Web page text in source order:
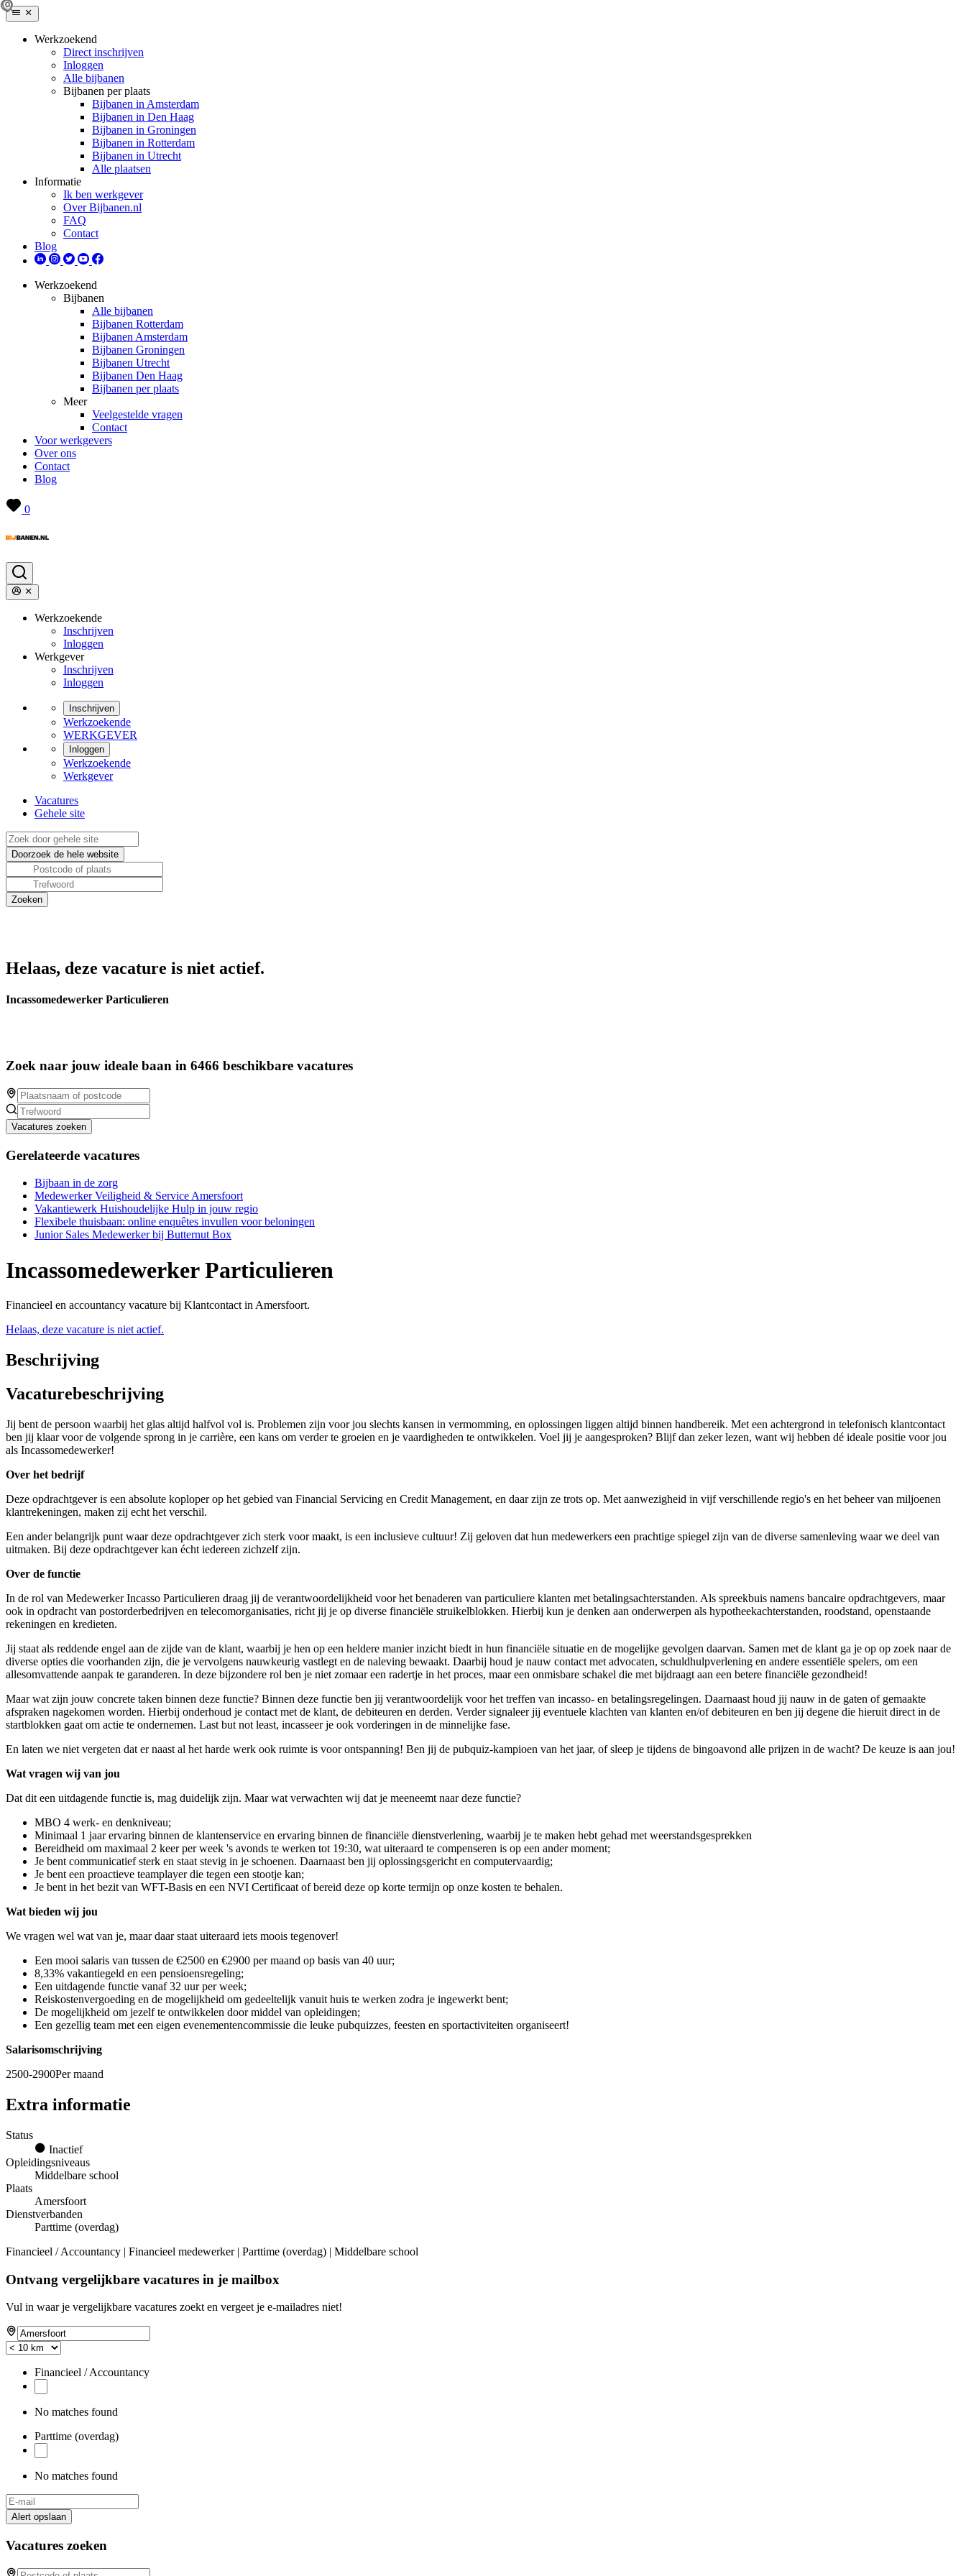
Werkzoekend
Direct inschrijven
Inloggen
Alle bijbanen
Bijbanen per plaats
Bijbanen in Amsterdam
Bijbanen in Den Haag
Bijbanen in Groningen
Bijbanen in Rotterdam
Bijbanen in Utrecht
Alle plaatsen
Informatie
Ik ben werkgever
Over Bijbanen.nl
FAQ
Contact
Blog
Werkzoekend
Bijbanen
Alle bijbanen
Bijbanen Rotterdam
Bijbanen Amsterdam
Bijbanen Groningen
Bijbanen Utrecht
Bijbanen Den Haag
Bijbanen per plaats
Meer
Veelgestelde vragen
Contact
Voor werkgevers
Over ons
Contact
Blog
0
Werkzoekende
Inschrijven
Inloggen
Werkgever
Inschrijven
Inloggen
Inschrijven
Werkzoekende
WERKGEVER
Inloggen
Werkzoekende
Werkgever
Vacatures
Gehele site
Helaas, deze vacature is niet actief.
Incassomedewerker Particulieren
Zoek naar jouw ideale baan in 6466 beschikbare vacatures
Vacatures zoeken
Gerelateerde vacatures
Bijbaan in de zorg
Medewerker Veiligheid & Service Amersfoort
Vakantiewerk Huishoudelijke Hulp in jouw regio
Flexibele thuisbaan: online enquêtes invullen voor beloningen
Junior Sales Medewerker bij Butternut Box
Incassomedewerker Particulieren
Financieel en accountancy vacature bij Klantcontact in Amersfoort.
Helaas, deze vacature is niet actief.
Beschrijving
Vacaturebeschrijving
Jij bent de persoon waarbij het glas altijd halfvol vol is. Problemen zijn voor jou slechts kansen in vermomming, en oplossingen liggen altijd binnen handbereik. Met een achtergrond in telefonisch klantcontact
ben jij klaar voor de volgende sprong in je carrière, een kans om verder te groeien en je vaardigheden te ontwikkelen. Voel jij je aangesproken? Blijf dan zeker lezen, want wij hebben dé ideale positie voor jou
als Incassomedewerker!
Over het bedrijf
Deze opdrachtgever is een absolute koploper op het gebied van Financial Servicing en Credit Management, en daar zijn ze trots op. Met aanwezigheid in vijf verschillende regio's en het beheer van miljoenen
klantrekeningen, maken zij echt het verschil.
Een ander belangrijk punt waar deze opdrachtgever zich sterk voor maakt, is een inclusieve cultuur! Zij geloven dat hun medewerkers een prachtige spiegel zijn van de diverse samenleving waar we deel van
uitmaken. Bij deze opdrachtgever kan écht iedereen zichzelf zijn.
Over de functie
In de rol van Medewerker Incasso Particulieren draag jij de verantwoordelijkheid voor het benaderen van particuliere klanten met betalingsachterstanden. Als spreekbuis namens bancaire opdrachtgevers, maar
ook in opdracht van postorderbedrijven en telecomorganisaties, richt jij je op diverse financiële struikelblokken. Hierbij kun je denken aan onderwerpen als hypotheekachterstanden, roodstand, openstaande
rekeningen en kredieten.
Jij staat als reddende engel aan de zijde van de klant, waarbij je hen op een heldere manier inzicht biedt in hun financiële situatie en de mogelijke gevolgen daarvan. Samen met de klant ga je op op zoek naar de
diverse opties die voorhanden zijn, die je vervolgens nauwkeurig vastlegt en de naleving bewaakt. Daarbij houd je nauw contact met advocaten, schuldhulpverlening en andere essentiële spelers, om een
allesomvattende aanpak te garanderen. In deze bijzondere rol ben je niet zomaar een radertje in het proces, maar een onmisbare schakel die met bijdraagt aan een betere financiële gezondheid!
Maar wat zijn jouw concrete taken binnen deze functie? Binnen deze functie ben jij verantwoordelijk voor het treffen van incasso- en betalingsregelingen. Daarnaast houd jij nauw in de gaten of gemaakte
afspraken nagekomen worden. Hierbij onderhoud je contact met de klant, de debiteuren en derden. Verder signaleer jij eventuele klachten van klanten en/of debiteuren en ben jij degene die hieruit direct in de
startblokken gaat om actie te ondernemen. Last but not least, incasseer je ook vorderingen in de minnelijke fase.
En laten we niet vergeten dat er naast al het harde werk ook ruimte is voor ontspanning! Ben jij de pubquiz-kampioen van het jaar, of sleep je tijdens de bingoavond alle prijzen in de wacht? De keuze is aan jou!
Wat vragen wij van jou
Dat dit een uitdagende functie is, mag duidelijk zijn. Maar wat verwachten wij dat je meeneemt naar deze functie?
MBO 4 werk- en denkniveau;
Minimaal 1 jaar ervaring binnen de klantenservice en ervaring binnen de financiële dienstverlening, waarbij je te maken hebt gehad met weerstandsgesprekken
Bereidheid om maximaal 2 keer per week 's avonds te werken tot 19:30, wat uiteraard te compenseren is op een ander moment;
Je bent communicatief sterk en staat stevig in je schoenen. Daarnaast ben jij oplossingsgericht en computervaardig;
Je bent een proactieve teamplayer die tegen een stootje kan;
Je bent in het bezit van WFT-Basis en een NVI Certificaat of bereid deze op korte termijn op onze kosten te behalen.
Wat bieden wij jou
We vragen wel wat van je, maar daar staat uiteraard iets moois tegenover!
Een mooi salaris van tussen de €2500 en €2900 per maand op basis van 40 uur;
8,33% vakantiegeld en een pensioensregeling;
Een uitdagende functie vanaf 32 uur per week;
Reiskostenvergoeding en de mogelijkheid om gedeeltelijk vanuit huis te werken zodra je ingewerkt bent;
De mogelijkheid om jezelf te ontwikkelen door middel van opleidingen;
Een gezellig team met een eigen evenementencommissie die leuke pubquizzes, feesten en sportactiviteiten organiseert!
Salarisomschrijving
2500-2900Per maand
Extra informatie
Status
Inactief
Opleidingsniveaus
Middelbare school
Plaats
Amersfoort
Dienstverbanden
Parttime (overdag)
Financieel / Accountancy | Financieel medewerker | Parttime (overdag) | Middelbare school
Ontvang vergelijkbare vacatures in je mailbox
Vul in waar je vergelijkbare vacatures zoekt en vergeet je e-mailadres niet!
Financieel / Accountancy
No matches found
Parttime (overdag)
No matches found
Alert opslaan
Vacatures zoeken